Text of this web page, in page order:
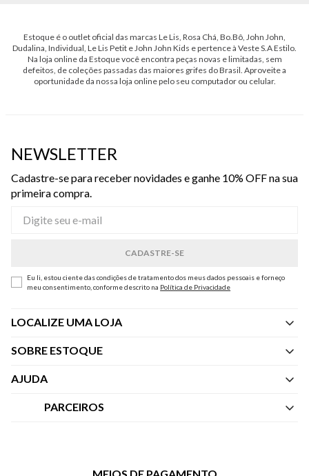
Estoque é o outlet oficial das marcas Le Lis, Rosa Chá, Bo.Bô, John John,
Dudalina, Individual, Le Lis Petit e John John Kids e pertence à Veste S.A Estilo.
Na loja online da Estoque você encontra peças novas e limitadas, sem
defeitos, de coleções passadas das maiores grifes do Brasil. Aproveite a
oportunidade da nossa loja online pelo seu computador ou celular.
NEWSLETTER
Cadastre-se para receber novidades e ganhe 10% OFF na sua
primeira compra.
Eu li, estou ciente das condições de tratamento dos meus dados pessoais e forneço
meu consentimento, conforme descrito na Política de Privacidade
LOCALIZE UMA LOJA
SOBRE ESTOQUE
Quem Somos
AJUDA
Central de Atendimento
PARCEIROS